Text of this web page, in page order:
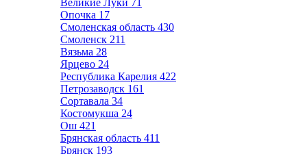
Великие Луки 71
Опочка 17
Смоленская область 430
Смоленск 211
Вязьма 28
Ярцево 24
Республика Карелия 422
Петрозаводск 161
Сортавала 34
Костомукша 24
Ош 421
Брянская область 411
Брянск 193